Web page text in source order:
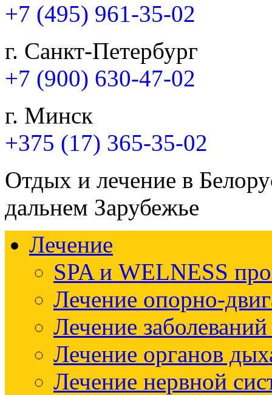
+7 (495) 961-35-02
г. Санкт-Петербург
+7 (900) 630-47-02
г. Минск
+375 (17) 365-35-02
Отдых и лечение в
дальнем Зарубежье
Лечение
SPA и WELNESS
Лечение опорно-
Лечение
Лечение органов
Лечение нервной